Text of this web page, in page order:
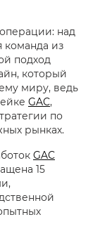
над
команда из
подход
который
миру, ведь
GAC,
по
рынках.
GAC
15